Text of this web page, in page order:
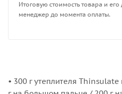
Итоговую стоимость товара и
менеджер до момента оплаты.
• 300 г утеплителя